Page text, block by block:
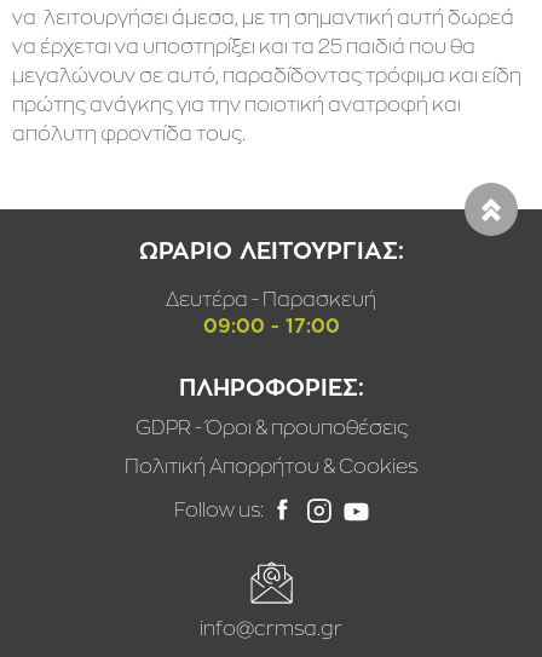
να λειτουργήσει άμεσα, με τη σημαντική αυτή δωρεά
να έρχεται να υποστηρίξει και τα 25 παιδιά που θα
μεγαλώνουν σε αυτό, παραδίδοντας τρόφιμα και είδη
πρώτης ανάγκης για την ποιοτική ανατροφή και
απόλυτη φροντίδα τους.
ΩΡΑΡΙΟ ΛΕΙΤΟΥΡΓΙΑΣ:
Δευτέρα - Παρασκευή
09:00 - 17:00
ΠΛΗΡΟΦΟΡΙΕΣ:
GDPR - Όροι & προυποθέσεις
Πολιτική Απορρήτου & Cookies
Follow us:
info@crmsa.gr